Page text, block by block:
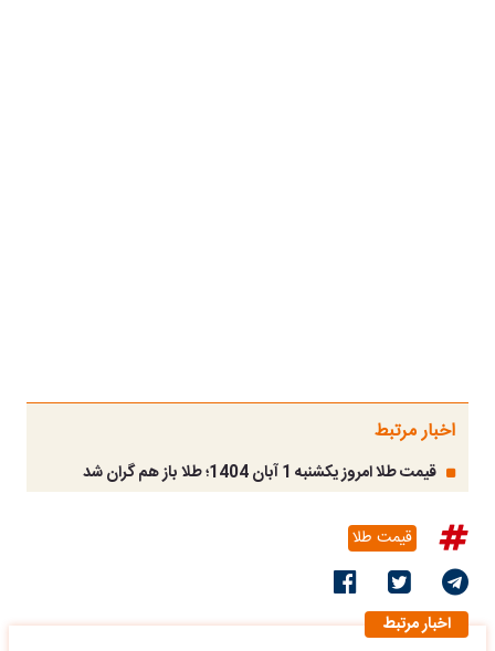
اخبار مرتبط
قیمت طلا امروز یکشنبه 1 آبان 1404؛ طلا باز هم گران شد
قیمت طلا
اخبار مرتبط